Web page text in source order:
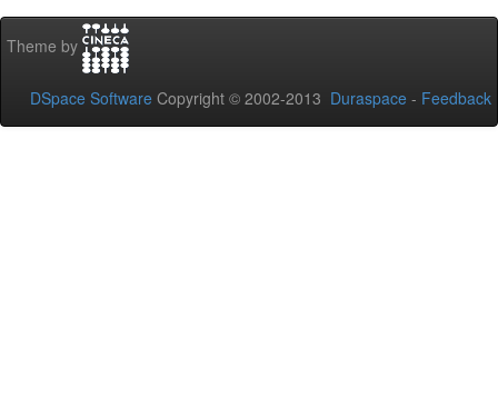
Theme by
DSpace Software Copyright © 2002-2013 Duraspace - Feedback